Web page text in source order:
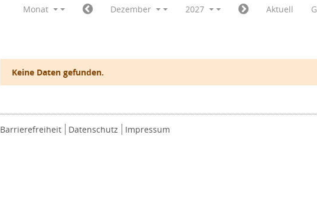
Monat Dezember 2027 Aktuell
Keine Daten gefunden.
Barrierefreiheit Datenschutz Impressum